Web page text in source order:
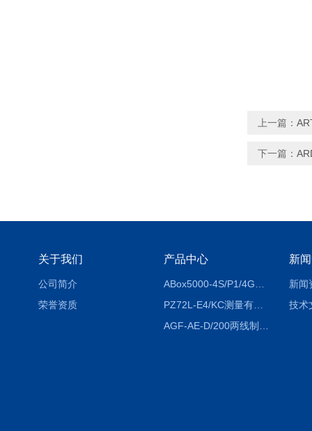
上一篇：
下一篇：
关于我们
公司简介
荣誉资质
产品中心
PZ72L-E4/KC测量有功电能（EPI/EPE）嵌入式电表
新
新闻
技术